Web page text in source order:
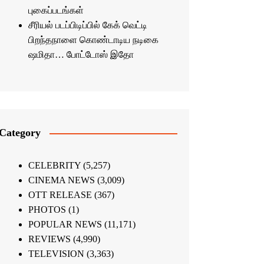
புகைப்படங்கள்
சீரியல் படப்பிடிப்பில் கேக் வெட்டி
பிறந்தநாளை கொண்டாடிய நடிகை
ஷமிதா… போட்டோஸ் இதோ
CELEBRITY(5,257)
CINEMA NEWS (3,009)
OTT RELEASE (367)
PHOTOS (1)
POPULAR NEWS (11,171)
REVIEWS (4,990)
TELEVISION (3,363)